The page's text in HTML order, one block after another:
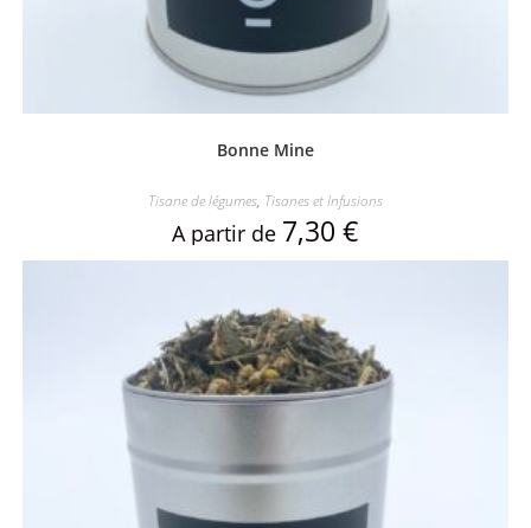
Bonne Mine
Tisane de légumes, Tisanes et Infusions
A partir de 7,30 €